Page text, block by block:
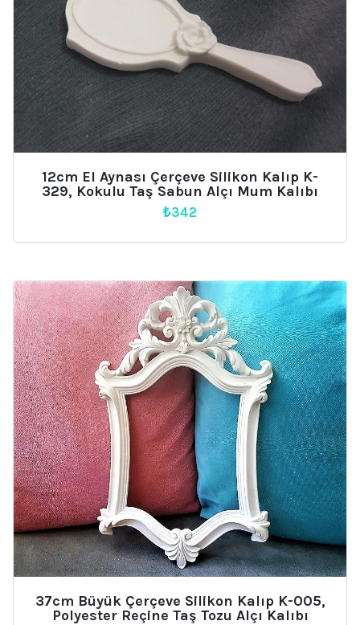
12cm El Aynası Çerçeve Silikon Kalıp K-
329, Kokulu Taş Sabun Alçı Mum Kalıbı
₺342
37cm Büyük Çerçeve Silikon Kalıp K-005,
Polyester Reçine Taş Tozu Alçı Kalıbı